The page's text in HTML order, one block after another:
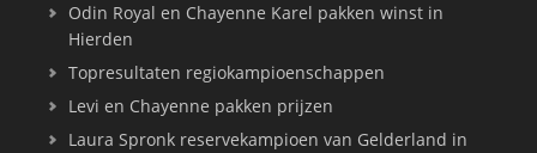
Odin Royal en Chayenne Karel pakken winst in
Hierden
Topresultaten regiokampioenschappen
Levi en Chayenne pakken prijzen
Laura Spronk reservekampioen van Gelderland in